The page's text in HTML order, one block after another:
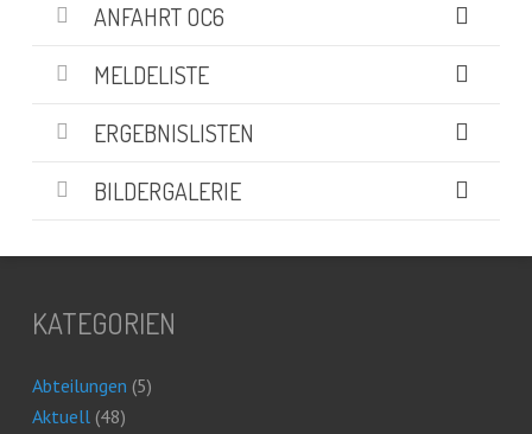
ANFAHRT OC6
MELDELISTE
ERGEBNISLISTEN
BILDERGALERIE
KATEGORIEN
Abteilungen (5)
Aktuell(48)